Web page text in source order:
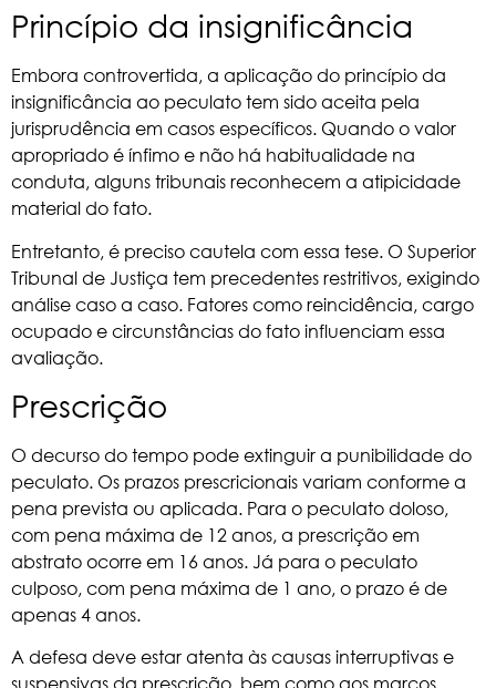
Princípio da insignificância
Embora controvertida, a aplicação do princípio da
insignificância ao peculato tem sido aceita pela
jurisprudência em casos específicos. Quando o valor
apropriado é ínfimo e não há habitualidade na
conduta, alguns tribunais reconhecem a atipicidade
material do fato.
Entretanto, é preciso cautela com essa tese. O Superior
Tribunal de Justiça tem precedentes restritivos, exigindo
análise caso a caso. Fatores como reincidência, cargo
ocupado e circunstâncias do fato influenciam essa
avaliação.
Prescrição
O decurso do tempo pode extinguir a punibilidade do
peculato. Os prazos prescricionais variam conforme a
pena prevista ou aplicada. Para o peculato doloso,
com pena máxima de 12 anos, a prescrição em
abstrato ocorre em 16 anos. Já para o peculato
culposo, com pena máxima de 1 ano, o prazo é de
apenas 4 anos.
A defesa deve estar atenta às causas interruptivas e